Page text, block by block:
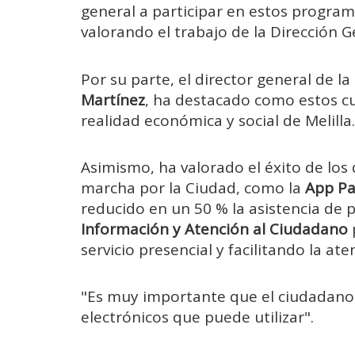
general a participar en estos
valorando el trabajo de la Dirección
Por su parte, el director general de
Martínez, ha destacado como estos
realidad económica y social de Melilla.
Asimismo, ha valorado el éxito de
marcha por la Ciudad, como la App
reducido en un 50 % la asistencia de
Información y Atención al Ciudadano
servicio presencial y facilitando la
"Es muy importante que el
electrónicos que puede utilizar".